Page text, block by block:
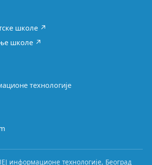
школе ↗
школе ↗
технологије
информационе технологије, Београд